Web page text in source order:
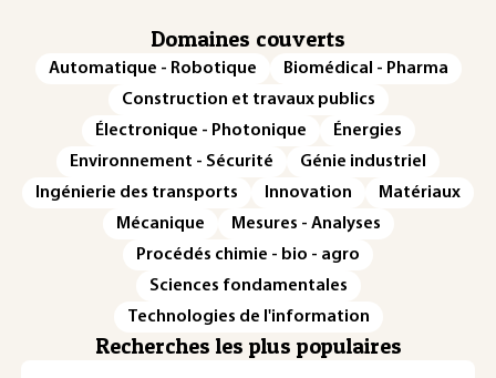
Domaines couverts
Automatique - Robotique
Biomédical - Pharma
Construction et travaux publics
Électronique - Photonique
Énergies
Environnement - Sécurité
Génie industriel
Ingénierie des transports
Innovation
Matériaux
Mécanique
Mesures - Analyses
Procédés chimie - bio - agro
Sciences fondamentales
Technologies de l'information
Recherches les plus populaires